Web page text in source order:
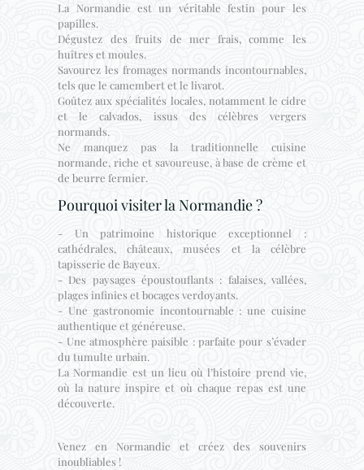
La Normandie est un véritable festin pour les
papilles.
Dégustez des fruits de mer frais, comme les
huîtres et moules.
Savourez les fromages normands incontournables,
tels que le camembert et le livarot.
Goûtez aux spécialités locales, notamment le cidre
et le calvados, issus des célèbres vergers
normands.
Ne manquez pas la traditionnelle cuisine
normande, riche et savoureuse, à base de crème et
de beurre fermier.
Pourquoi visiter la Normandie ?
- Un patrimoine historique exceptionnel :
cathédrales, châteaux, musées et la célèbre
tapisserie de Bayeux.
- Des paysages époustouflants : falaises, vallées,
plages infinies et bocages verdoyants.
- Une gastronomie incontournable : une cuisine
authentique et généreuse.
- Une atmosphère paisible : parfaite pour s’évader
du tumulte urbain.
La Normandie est un lieu où l’histoire prend vie,
où la nature inspire et où chaque repas est une
découverte.
Venez en Normandie et créez des souvenirs
inoubliables !